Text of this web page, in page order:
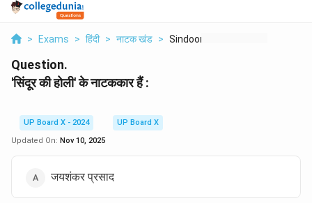
> Exams > हिंदी > नाटक खंड > Sindoor Kii Holii Ke...
Question.
'सिंदूर की होली' के नाटककार हैं :
UP Board X - 2024
UP Board X
Updated On: Nov 10, 2025
जयशंकर प्रसाद